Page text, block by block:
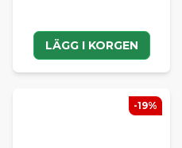
LÄGG I KORGEN
-19%